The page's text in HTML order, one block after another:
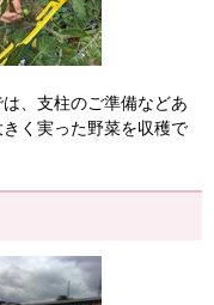
、支柱のご準備などあ
く実った野菜を収穫で